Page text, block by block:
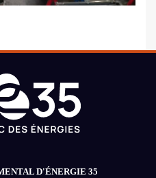
D'ÉNERGIE 35